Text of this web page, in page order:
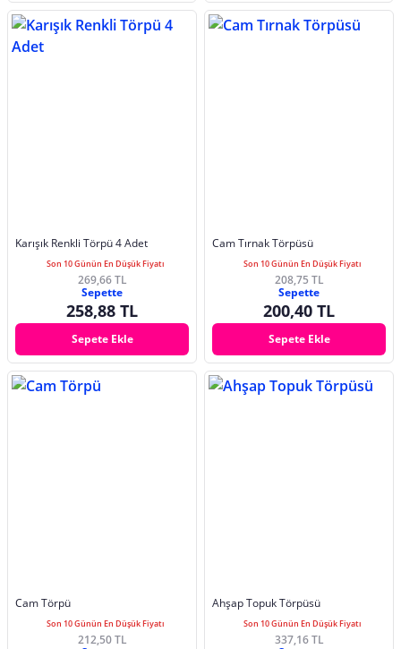
Karışık Renkli Törpü 4 Adet
Son 10 Günün En Düşük Fiyatı
269,66 TL
Sepette
258,88 TL
Sepete Ekle
Cam Tırnak Törpüsü
Son 10 Günün En Düşük Fiyatı
208,75 TL
Sepette
200,40 TL
Sepete Ekle
Cam Törpü
Son 10 Günün En Düşük Fiyatı
212,50 TL
Ahşap Topuk Törpüsü
Son 10 Günün En Düşük Fiyatı
337,16 TL